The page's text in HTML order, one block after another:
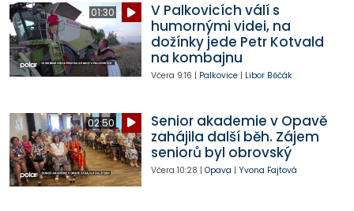
01:30
V Palkovicích válí s
humornými videi, na
dožínky jede Petr Kotvald
na kombajnu
Včera 9:16 | Palkovice| Libor Běčák
02:50
Senior akademie v Opavě
zahájila další běh. Zájem
seniorů byl obrovský
Včera 10:28 | Opava | Yvona Fajtová